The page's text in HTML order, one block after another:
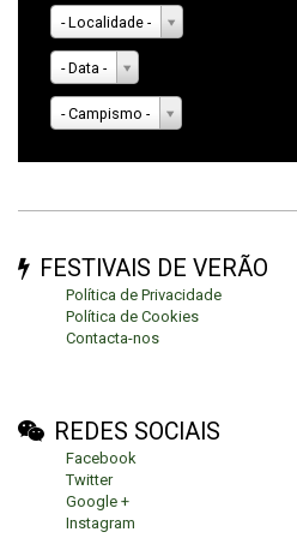
- Localidade -
- Data -
- Campismo -
FESTIVAIS DE VERÃO
Política de Privacidade
Política de Cookies
Contacta-nos
REDES SOCIAIS
Facebook
Twitter
Google +
Instagram